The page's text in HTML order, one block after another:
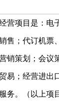
营项目是：电
售；代订机票
销策划；会议
易；经营进出
务。（以上项